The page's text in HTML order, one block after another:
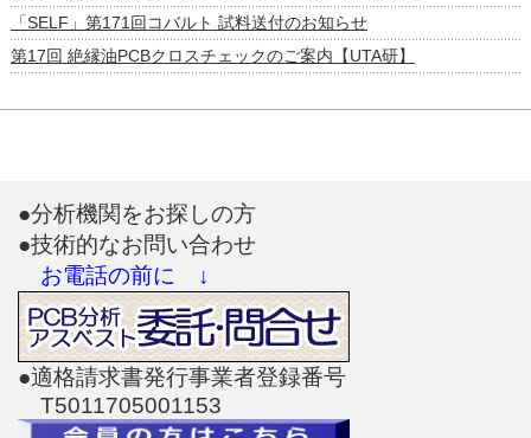
「SELF」第171回コバルト 試料送付のお知らせ
第17回 絶縁油PCBクロスチェックのご案内【UTA研】
●分析機関をお探しの方
●技術的なお問い合わせ
お電話の前に ↓
●適格請求書発行事業者登録番号
T5011705001153